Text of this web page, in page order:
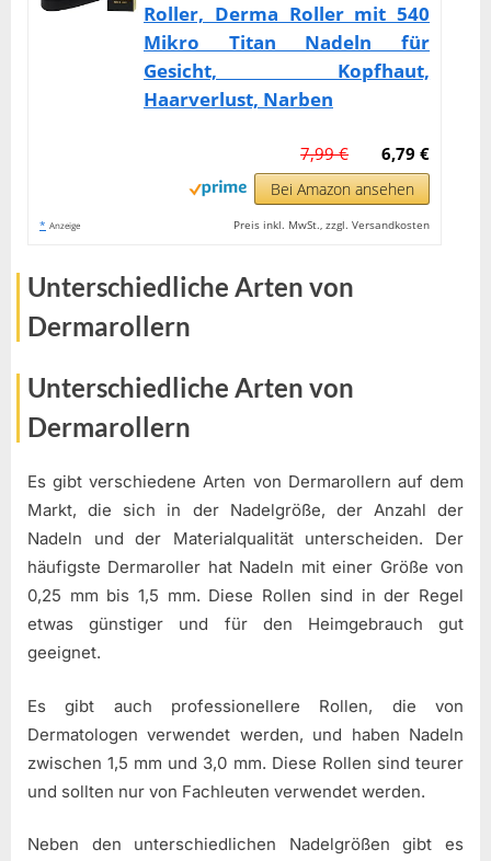
Roller, Derma Roller mit 540
Mikro Titan Nadeln für
Gesicht, Kopfhaut,
Haarverlust, Narben
6,79 €
7,99 €
Bei Amazon ansehen
* Anzeige Preis inkl. MwSt., zzgl. Versandkosten
Unterschiedliche Arten von
Dermarollern
Unterschiedliche Arten von
Dermarollern
Es gibt verschiedene Arten von Dermarollern auf dem
Markt, die sich in der Nadelgröße, der Anzahl der
Nadeln und der Materialqualität unterscheiden. Der
häufigste Dermaroller hat Nadeln mit einer Größe von
0,25 mm bis 1,5 mm. Diese Rollen sind in der Regel
etwas günstiger und für den Heimgebrauch gut
geeignet.
Es gibt auch professionellere Rollen, die von
Dermatologen verwendet werden, und haben Nadeln
zwischen 1,5 mm und 3,0 mm. Diese Rollen sind teurer
und sollten nur von Fachleuten verwendet werden.
Neben den unterschiedlichen Nadelgrößen gibt es